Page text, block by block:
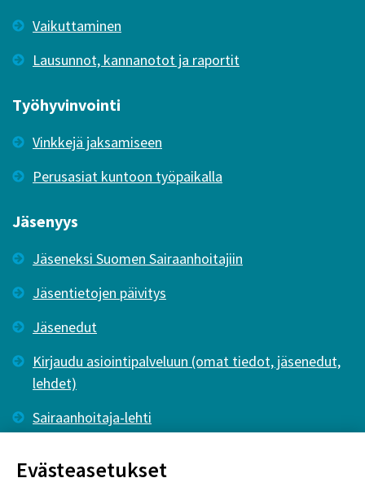
Vaikuttaminen
Lausunnot, kannanotot ja raportit
Työhyvinvointi
Vinkkejä jaksamiseen
Perusasiat kuntoon työpaikalla
Jäsenyys
Jäseneksi Suomen Sairaanhoitajiin
Jäsentietojen päivitys
Jäsenedut
Kirjaudu asiointipalveluun (omat tiedot, jäsenedut,
lehdet)
Sairaanhoitaja-lehti
Evästeasetukset